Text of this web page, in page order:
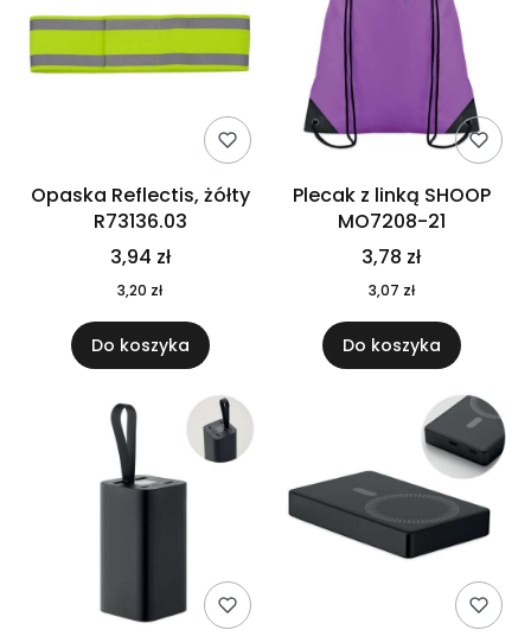
Opaska Reflectis, żółty
R73136.03
3,94 zł
3,20 zł
Do koszyka
Plecak z linką SHOOP
MO7208-21
3,78 zł
3,07 zł
Do koszyka